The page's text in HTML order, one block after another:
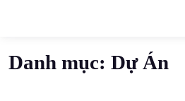
Danh mục: Dự Án